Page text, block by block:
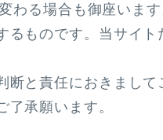
わる場合も御座います
ものです。当サイト
と責任におきまして
承願います。